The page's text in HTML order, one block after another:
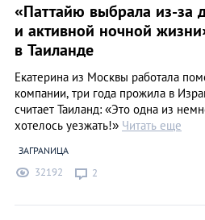
«Паттайю выбрала из-за
и активной ночной
в Таиланде
Екатерина из Москвы работала
компании, три года прожила в
считает Таиланд: «Это одна из
хотелось уезжать!» Читать еще
ЗАГРАNИЦА
32192 2